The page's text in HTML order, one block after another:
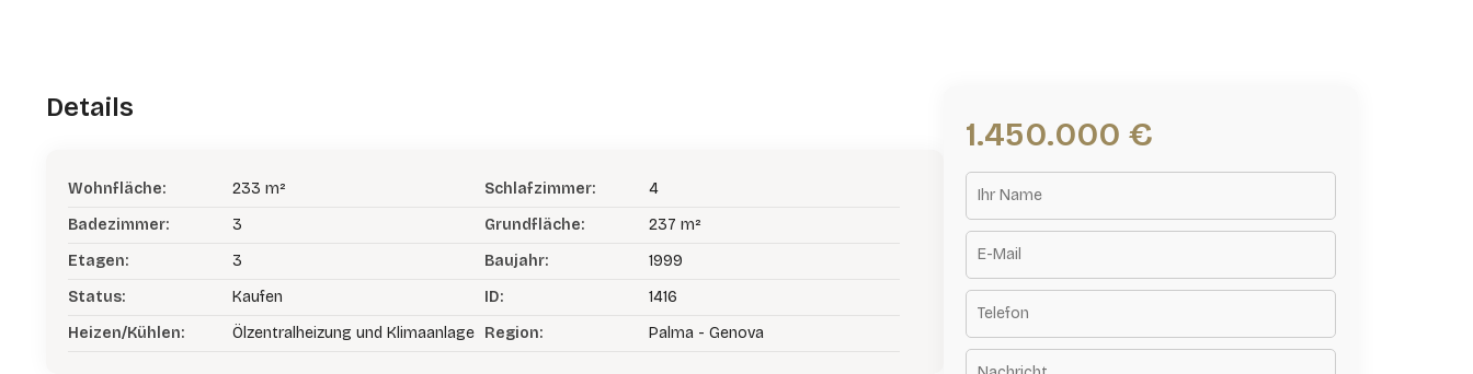
Details
Wohnfläche: 233 m² Schlafzimmer:
4
Badezimmer:
3 Grundfläche:
237 m²
Etagen:
3 Baujahr:
1999
Status:
Kaufen ID:
1416
Heizen/Kühlen:
Ölzentralheizung und Klimaanlage Region: Palma - Genova
1.450.000 €